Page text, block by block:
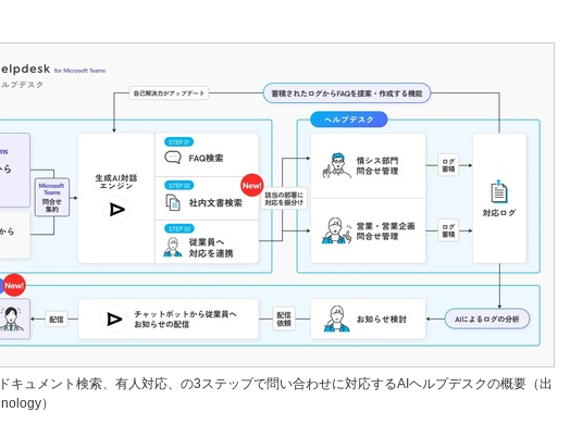
キュメント検索、有人対応、の3ステップで問い合わせに対応するAIヘルプデスクの概要（出
）